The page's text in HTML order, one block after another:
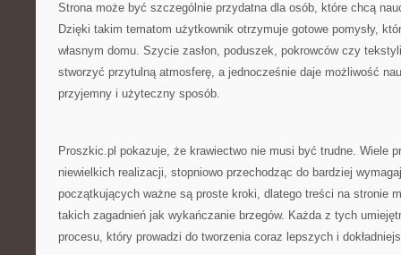
Strona może być szczególnie przydatna dla osób, które chcą
Dzięki takim tematom użytkownik otrzymuje gotowe pomysły,
własnym domu. Szycie zasłon, poduszek, pokrowców czy
stworzyć przytulną atmosferę, a jednocześnie daje możliwość
przyjemny i użyteczny sposób.
Proszkic.pl pokazuje, że krawiectwo nie musi być trudne. Wiele
niewielkich realizacji, stopniowo przechodząc do bardziej
początkujących ważne są proste kroki, dlatego treści na stronie
takich zagadnień jak wykańczanie brzegów. Każda z tych
procesu, który prowadzi do tworzenia coraz lepszych i